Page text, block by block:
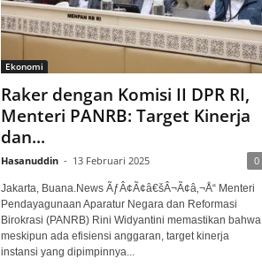
Ekonomi
Raker dengan Komisi II DPR RI,
Menteri PANRB: Target Kinerja
dan...
Hasanuddin - 13 Februari 2025 0
Jakarta, Buana.News ÃƒÂ¢Ã¢â€šÂ¬Ã¢â‚¬Å“ Menteri
Pendayagunaan Aparatur Negara dan Reformasi
Birokrasi (PANRB) Rini Widyantini memastikan bahwa
meskipun ada efisiensi anggaran, target kinerja
instansi yang dipimpinnya...